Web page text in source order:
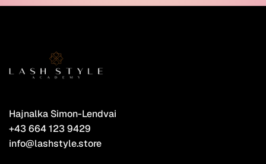
Hajnalka Simon-Lendvai
+43 664 123 9429
info@lashstyle.store